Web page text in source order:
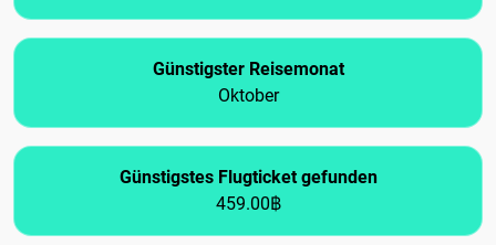
Günstigster Reisemonat
Oktober
Günstigstes Flugticket gefunden
459.00฿